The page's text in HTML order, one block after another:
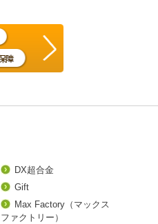
DX超合金
Gift
Max Factory（マックス
ファクトリー）